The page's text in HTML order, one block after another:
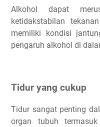
Alkohol dapat
ketidakstabilan
memiliki kondisi
pengaruh alkohol di
Tidur yang cukup
Tidur sangat penting
organ tubuh